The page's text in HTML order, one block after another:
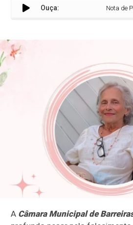
Ouça: Nota de
A Câmara Municipal de